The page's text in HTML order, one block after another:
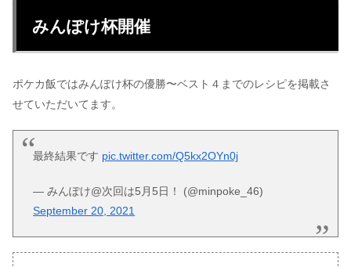
みんぽけ杯開催
ポケカ飯ではみんぽけ杯の優勝〜ベスト４までのレシピを掲載さ
せていただいてます。
最終結果です pic.twitter.com/Q5kx2OYn0j
— みんぽけ@次回は5月5日！ (@minpoke_46)
September 20, 2021